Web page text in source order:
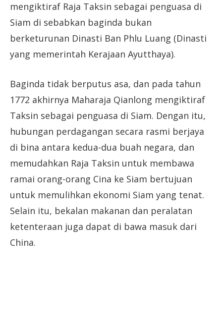
mengiktiraf Raja Taksin sebagai penguasa di
Siam di sebabkan baginda bukan
berketurunan Dinasti Ban Phlu Luang (Dinasti
yang memerintah Kerajaan Ayutthaya).
Baginda tidak berputus asa, dan pada tahun
1772 akhirnya Maharaja Qianlong mengiktiraf
Taksin sebagai penguasa di Siam. Dengan itu,
hubungan perdagangan secara rasmi berjaya
di bina antara kedua-dua buah negara, dan
memudahkan Raja Taksin untuk membawa
ramai orang-orang Cina ke Siam bertujuan
untuk memulihkan ekonomi Siam yang tenat.
Selain itu, bekalan makanan dan peralatan
ketenteraan juga dapat di bawa masuk dari
China.